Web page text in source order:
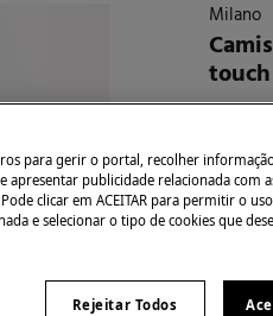
Milano
touch
30%
para gerir o portal, recolher
publicidade relacionada com
clicar em ACEITAR para permitir o
e selecionar o tipo de cookies que
Rejeitar Todos